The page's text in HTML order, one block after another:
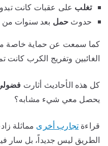
تغلب على عقبات كانت
حدوث حمل بعد سنوات من
كما سمعت عن حماية
الغائبين وتفريج الكرب كانت
كل هذه الأحاديث أثارت
يحصل معي شيء مشابه؟
قراءة تجارب أخرى مماثلة
الطريق ليس جديداً، بل سار